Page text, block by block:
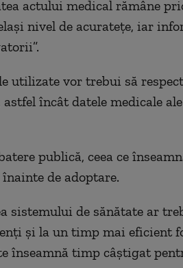
actului medical rămâne
nivel de acuratețe, iar
utilizate vor trebui să
încât datele medicale
publică, ceea ce
de adoptare.
de sănătate ar
și la un timp mai eficient
înseamnă timp câștigat